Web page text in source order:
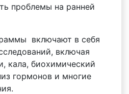
проблемы на ранней
включают в себя
включая
кала, биохимический
гормонов и многие